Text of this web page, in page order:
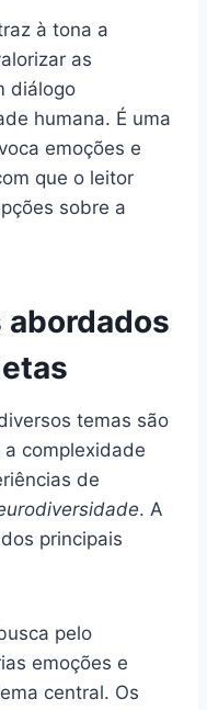
à tona a
as
diálogo
humana. É uma
emoções e
que o leitor
sobre a
temas são
complexidade
de
. A
principais
pelo
emoções e
central. Os